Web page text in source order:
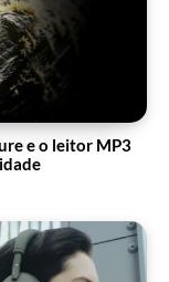
e o leitor MP3